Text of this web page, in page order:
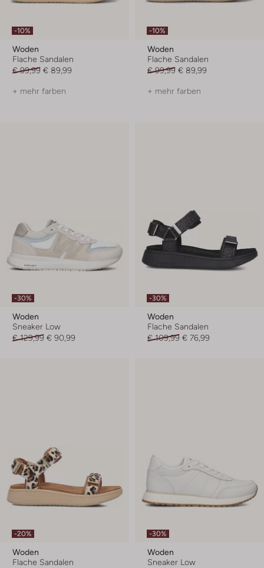
-10%
Woden
Flache Sandalen
€ 99,99 € 89,99
+ mehr farben
-10%
Woden
Flache Sandalen
€ 99,99 € 89,99
+ mehr farben
-30%
Woden
Sneaker Low
€ 129,99 € 90,99
-30%
Woden
Flache Sandalen
€ 109,99 € 76,99
-20%
Woden
Flache Sandalen
-30%
Woden
Sneaker Low